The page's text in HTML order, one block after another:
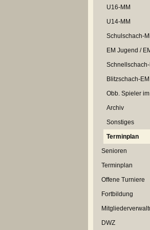
U16-MM
U14-MM
Schulschach-
EM Jugend /
Schnellschach-
Blitzschach-EM
Obb. Spieler
Archiv
Sonstiges
Terminplan
Senioren
Terminplan
Offene Turniere
Fortbildung
DWZ